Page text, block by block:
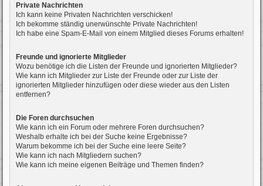
Private Nachrichten
Ich kann keine Privaten Nachrichten verschicken!
Ich bekomme ständig unerwünschte Private Nachrichten!
Ich habe eine Spam-E-Mail von einem Mitglied dieses Forums erhalten!
Freunde und ignorierte Mitglieder
Wozu benötige ich die Listen der Freunde und ignorierten Mitglieder?
Wie kann ich Mitglieder zur Liste der Freunde oder zur Liste der
ignorierten Mitglieder hinzufügen oder diese wieder aus den Listen
entfernen?
Die Foren durchsuchen
Wie kann ich ein Forum oder mehrere Foren durchsuchen?
Weshalb erhalte ich bei der Suche keine Ergebnisse?
Warum bekomme ich bei der Suche eine leere Seite?
Wie kann ich nach Mitgliedern suchen?
Wie kann ich meine eigenen Beiträge und Themen finden?